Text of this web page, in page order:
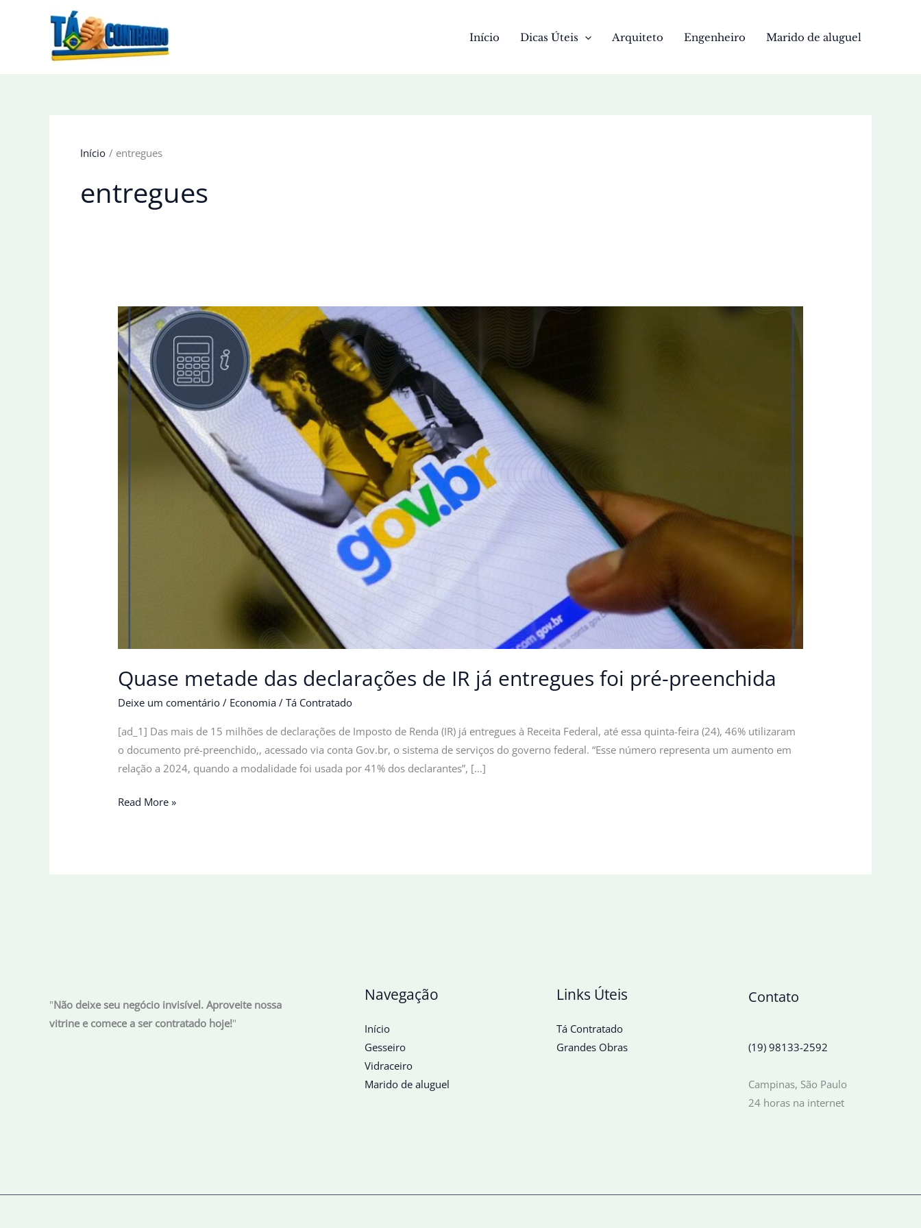
Início Dicas Úteis Arquiteto Engenheiro Marido de aluguel
Início entregues
entregues
Quase metade das declarações de IR já entregues foi pré-preenchida
Deixe um comentário / Economia /Tá Contratado
[ad_1] Das mais de 15 milhões de declarações de Imposto de Renda (IR) já entregues à Receita Federal, até essa quinta-feira (24), 46% utilizaram
o documento pré-preenchido,, acessado via conta Gov.br, o sistema de serviços do governo federal. “Esse número representa um aumento em
relação a 2024, quando a modalidade foi usada por 41% dos declarantes”, […]
Quase
Read More »
"Não deixe seu negócio invisível. Aproveite nossa
vitrine e comece a ser contratado hoje!"
Navegação
Início
Gesseiro
Vidraceiro
Marido de aluguel
Links Úteis
Tá Contratado
Grandes Obras
Contato
(19) 98133-2592
Campinas, São Paulo
24 horas na internet